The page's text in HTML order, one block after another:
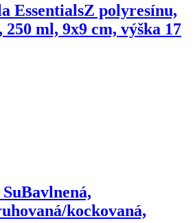
EssentialsZ polyresínu,
250 ml, 9x9 cm, výška 17
Bavlnená,
kockovaná,